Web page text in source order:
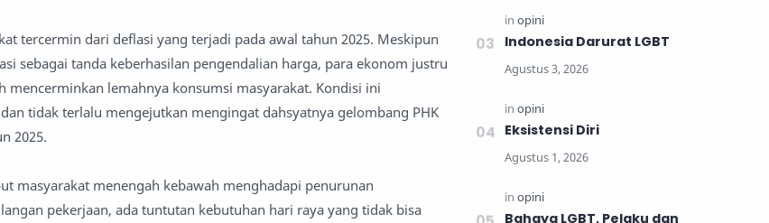
tercermin dari deflasi yang terjadi pada awal tahun 2025. Meskipun
sebagai tanda keberhasilan pengendalian harga, para ekonom justru
mencerminkan lemahnya konsumsi masyarakat. Kondisi ini
tidak terlalu mengejutkan mengingat dahsyatnya gelombang PHK
2025.
masyarakat menengah kebawah menghadapi penurunan
pekerjaan, ada tuntutan kebutuhan hari raya yang tidak bisa
Indonesia Darurat LGBT
Eksistensi Diri
Bahaya LGBT, Pelaku dan